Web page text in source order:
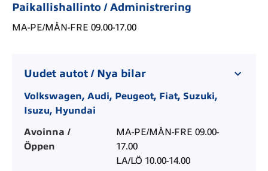
Paikallishallinto / Administrering
MA-PE/MÅN-FRE 09.00-17.00
Uudet autot / Nya bilar
Volkswagen, Audi, Peugeot, Fiat, Suzuki,
Isuzu, Hyundai
Avoinna /
Öppen
MA-PE/MÅN-FRE 09.00-
17.00
LA/LÖ 10.00-14.00